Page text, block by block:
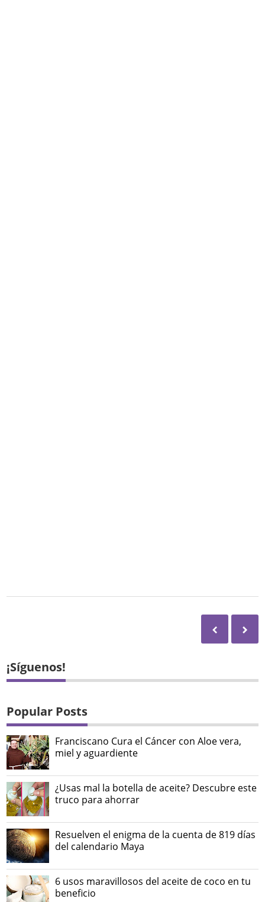
¡Síguenos!
Popular Posts
Franciscano Cura el Cáncer con Aloe vera,
miel y aguardiente
¿Usas mal la botella de aceite? Descubre este
truco para ahorrar
Resuelven el enigma de la cuenta de 819 días
del calendario Maya
6 usos maravillosos del aceite de coco en tu
beneficio